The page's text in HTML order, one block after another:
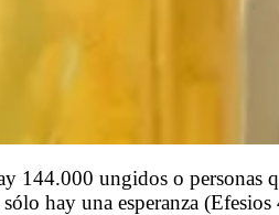
144.000 ungidos o personas
hay una esperanza